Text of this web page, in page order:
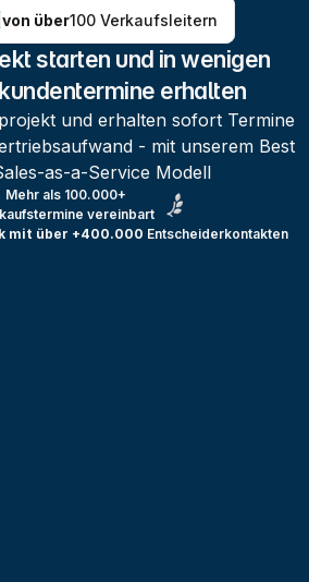
von über100 Verkaufsleitern
starten und in wenigen
erhalten
und erhalten sofort Termine
- mit unserem Best
as-a-Service Modell
Mehr als 100.000+
vereinbart
mit über +400.000 Entscheiderkontakten